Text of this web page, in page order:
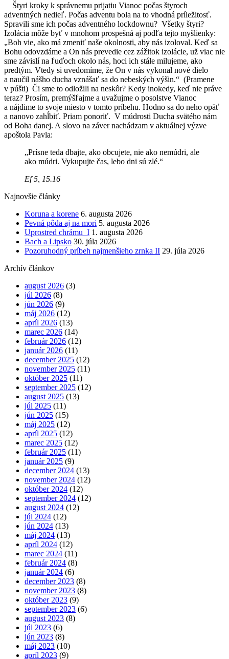
Štyri kroky k správnemu prijatiu Vianoc počas štyroch
adventných nedieľ. Počas adventu bola na to vhodná príležitosť.
Spravili sme ich počas adventného lockdownu? Všetky štyri?
Izolácia môže byť v mnohom prospešná aj podľa tejto myšlienky:
„Boh vie, ako má zmeniť naše okolnosti, aby nás izoloval. Keď sa
Bohu odovzdáme a On nás prevedie cez zážitok izolácie, už viac nie
sme závislí na ľuďoch okolo nás, hoci ich stále milujeme, ako
predtým. Vtedy si uvedomíme, že On v nás vykonal nové dielo
a naučil nášho ducha vznášať sa do nebeských výšin.“ (Pramene
v púšti) Či sme to odložili na neskôr? Kedy inokedy, keď nie práve
teraz? Prosím, premýšľajme a uvažujme o posolstve Vianoc
a nájdime to svoje miesto v tomto príbehu. Hodno sa do neho opäť
a nanovo zahĺbiť. Priam ponoriť. V múdrosti Ducha svätého nám
od Boha danej. A slovo na záver nachádzam v aktuálnej výzve
apoštola Pavla:
„Prísne teda dbajte, ako obcujete, nie ako nemúdri, ale
ako múdri. Vykupujte čas, lebo dni sú zlé.“
Ef 5, 15.16
Najnovšie články
Koruna a korene 6. augusta 2026
Pevná pôda aj na mori 5. augusta 2026
Uprostred chrámu I 1. augusta 2026
Bach a Lipsko 30. júla 2026
Pozoruhodný príbeh najmenšieho zrnka II 29. júla 2026
Archív článkov
august 2026 (3)
júl 2026 (8)
jún 2026 (9)
máj 2026 (12)
apríl 2026 (13)
marec 2026 (14)
február 2026 (12)
január 2026 (11)
december 2025 (12)
november 2025 (11)
október 2025 (11)
september 2025 (12)
august 2025 (13)
júl 2025 (11)
jún 2025 (15)
máj 2025 (12)
apríl 2025 (12)
marec 2025 (12)
február 2025 (11)
január 2025 (9)
december 2024 (13)
november 2024 (12)
október 2024 (12)
september 2024 (12)
august 2024 (12)
júl 2024 (12)
jún 2024 (13)
máj 2024 (13)
apríl 2024 (12)
marec 2024 (11)
február 2024 (8)
január 2024 (6)
december 2023 (8)
november 2023 (8)
október 2023 (9)
september 2023 (6)
august 2023 (8)
júl 2023 (6)
jún 2023 (8)
máj 2023 (10)
apríl 2023 (9)